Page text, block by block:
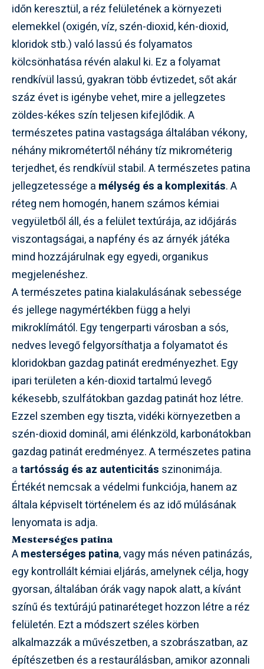
időn keresztül, a réz felületének a környezeti
elemekkel (oxigén, víz, szén-dioxid, kén-dioxid,
kloridok stb.) való lassú és folyamatos
kölcsönhatása révén alakul ki. Ez a folyamat
rendkívül lassú, gyakran több évtizedet, sőt akár
száz évet is igénybe vehet, mire a jellegzetes
zöldes-kékes szín teljesen kifejlődik. A
természetes patina vastagsága általában vékony,
néhány mikrométertől néhány tíz mikrométerig
terjedhet, és rendkívül stabil. A természetes patina
jellegzetessége a mélység és a komplexitás. A
réteg nem homogén, hanem számos kémiai
vegyületből áll, és a felület textúrája, az időjárás
viszontagságai, a napfény és az árnyék játéka
mind hozzájárulnak egy egyedi, organikus
megjelenéshez.
A természetes patina kialakulásának sebessége
és jellege nagymértékben függ a helyi
mikroklímától. Egy tengerparti városban a sós,
nedves levegő felgyorsíthatja a folyamatot és
kloridokban gazdag patinát eredményezhet. Egy
ipari területen a kén-dioxid tartalmú levegő
kékesebb, szulfátokban gazdag patinát hoz létre.
Ezzel szemben egy tiszta, vidéki környezetben a
szén-dioxid dominál, ami élénkzöld, karbonátokban
gazdag patinát eredményez. A természetes patina
atartósság és az autenticitás szinonimája.
Értékét nemcsak a védelmi funkciója, hanem az
általa képviselt történelem és az idő múlásának
lenyomata is adja.
Mesterséges patina
Amesterséges patina, vagy más néven patinázás,
egy kontrollált kémiai eljárás, amelynek célja, hogy
gyorsan, általában órák vagy napok alatt, a kívánt
színű és textúrájú patinaréteget hozzon létre a réz
felületén. Ezt a módszert széles körben
alkalmazzák a művészetben, a szobrászatban, az
építészetben és a restaurálásban, amikor azonnali